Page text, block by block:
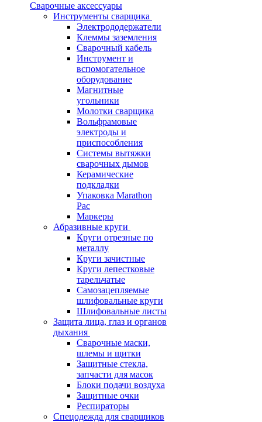
Сварочные аксессуары
Инструменты сварщика
Электрододержатели
Клеммы заземления
Сварочный кабель
Инструмент и
вспомогательное
оборудование
Магнитные
угольники
Молотки сварщика
Вольфрамовые
электроды и
приспособления
Системы вытяжки
сварочных дымов
Керамические
подкладки
Упаковка Marathon
Pac
Маркеры
Абразивные круги
Круги отрезные по
металлу
Круги зачистные
Круги лепестковые
тарельчатые
Самозацепляемые
шлифовальные круги
Шлифовальные листы
Защита лица, глаз и органов
дыхания
Сварочные маски,
шлемы и щитки
Защитные стекла,
запчасти для масок
Блоки подачи воздуха
Защитные очки
Респираторы
Спецодежда для сварщиков